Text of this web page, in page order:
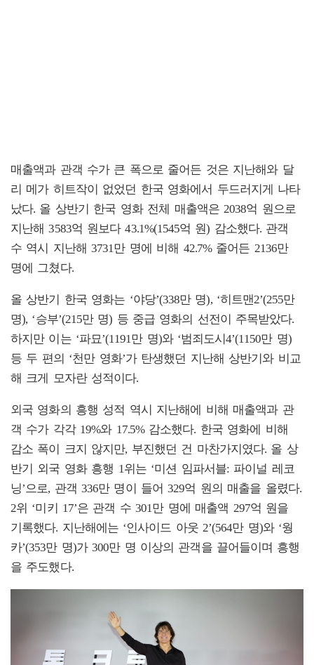
매출액과 관객 수가 큰 폭으로 줄어든 것은 지난해와 달
리 메가 히트작이 없었던 한국 영화에서 두드러지게 나타
났다. 올 상반기 한국 영화 전체 매출액은 2038억 원으로
지난해 3583억 원보다 43.1%(1545억 원) 감소했다. 관객
수 역시 지난해 3731만 명에 비해 42.7% 줄어든 2136만
명에 그쳤다.
올 상반기 한국 영화는 ‘야당’(338만 명), ‘히트맨2’(255만
명), ‘승부’(215만 명) 등 중급 영화의 선전이 주목받았다.
하지만 이는 ‘파묘’(1191만 명)와 ‘범죄도시4’(1150만 명)
등 두 편의 ‘천만 영화’가 탄생했던 지난해 상반기와 비교
해 크게 모자란 성적이다.
외국 영화의 흥행 성적 역시 지난해에 비해 매출액과 관
객 수가 각각 19%와 17.5% 감소했다. 한국 영화에 비해
감소 폭이 크지 않지만, 부진했던 건 마찬가지였다. 올 상
반기 외국 영화 흥행 1위는 ‘미션 임파서블: 파이널 레코
닝’으로, 관객 336만 명이 들어 329억 원의 매출을 올렸다.
2위 ‘미키 17’은 관객 수 301만 명에 매출액 297억 원을
기록했다. 지난해에는 ‘인사이드 아웃 2’(564만 명)와 ‘웡
카’(353만 명)가 300만 명 이상의 관객을 끌어들이며 흥행
을 주도했다.